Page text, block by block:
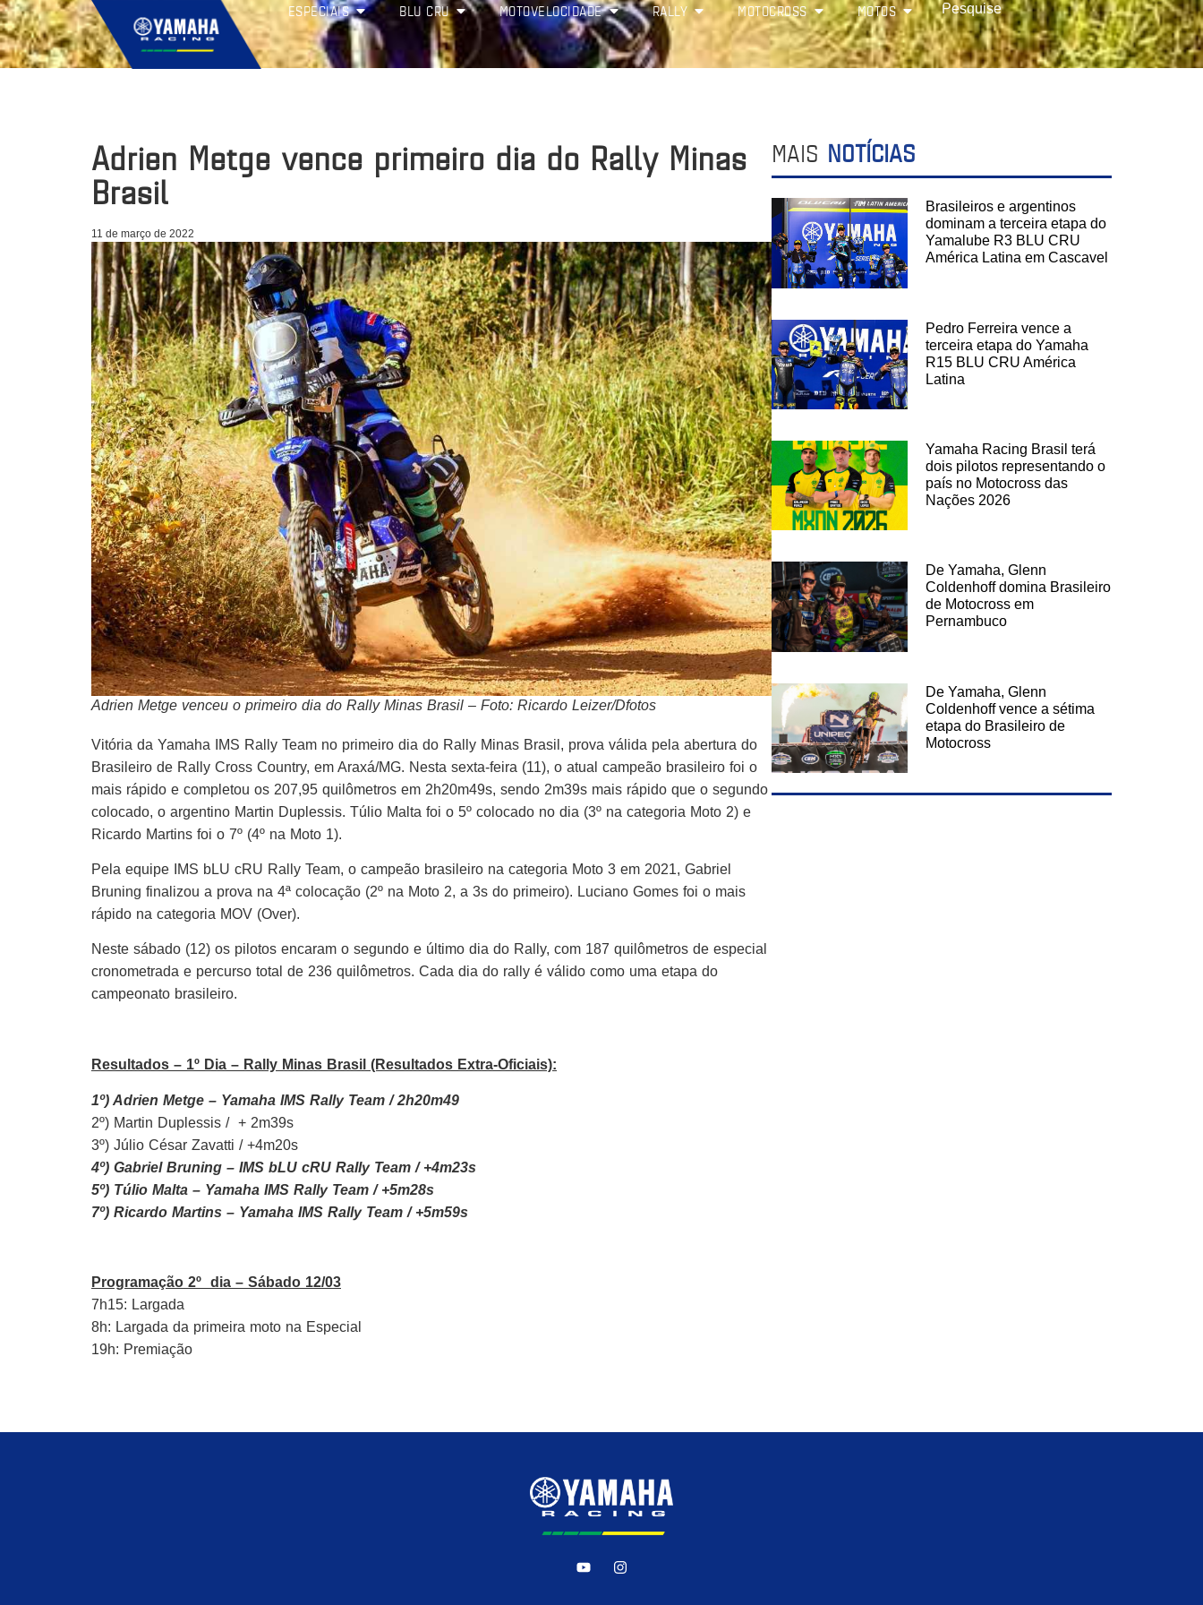
ESPECIAIS BLU CRU MOTOVELOCIDADE RALLY MOTOCROSS MOTOS
Adrien Metge vence primeiro dia do Rally Minas
Brasil
11 de março de 2022
Adrien Metge venceu o primeiro dia do Rally Minas Brasil – Foto: Ricardo Leizer/Dfotos
Vitória da Yamaha IMS Rally Team no primeiro dia do Rally Minas Brasil, prova válida pela abertura do
Brasileiro de Rally Cross Country, em Araxá/MG. Nesta sexta-feira (11), o atual campeão brasileiro foi o
mais rápido e completou os 207,95 quilômetros em 2h20m49s, sendo 2m39s mais rápido que o segundo
colocado, o argentino Martin Duplessis. Túlio Malta foi o 5º colocado no dia (3º na categoria Moto 2) e
Ricardo Martins foi o 7º (4º na Moto 1).
Pela equipe IMS bLU cRU Rally Team, o campeão brasileiro na categoria Moto 3 em 2021, Gabriel
Bruning finalizou a prova na 4ª colocação (2º na Moto 2, a 3s do primeiro). Luciano Gomes foi o mais
rápido na categoria MOV (Over).
Neste sábado (12) os pilotos encaram o segundo e último dia do Rally, com 187 quilômetros de especial
cronometrada e percurso total de 236 quilômetros. Cada dia do rally é válido como uma etapa do
campeonato brasileiro.
Resultados – 1º Dia – Rally Minas Brasil (Resultados Extra-Oficiais):
1º) Adrien Metge – Yamaha IMS Rally Team / 2h20m49
2º) Martin Duplessis / + 2m39s
3º) Júlio César Zavatti / +4m20s
4º) Gabriel Bruning – IMS bLU cRU Rally Team / +4m23s
5º) Túlio Malta – Yamaha IMS Rally Team / +5m28s
7º) Ricardo Martins – Yamaha IMS Rally Team / +5m59s
Programação 2º dia – Sábado 12/03
7h15: Largada
8h: Largada da primeira moto na Especial
19h: Premiação
MAIS NOTÍCIAS
Brasileiros e argentinos
dominam a terceira etapa do
Yamalube R3 BLU CRU
América Latina em Cascavel
Pedro Ferreira vence a
terceira etapa do Yamaha
R15 BLU CRU América
Latina
Yamaha Racing Brasil terá
dois pilotos representando o
país no Motocross das
Nações 2026
De Yamaha, Glenn
Coldenhoff domina Brasileiro
de Motocross em
Pernambuco
De Yamaha, Glenn
Coldenhoff vence a sétima
etapa do Brasileiro de
Motocross